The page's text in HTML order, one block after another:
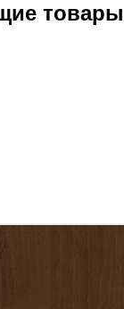
товары